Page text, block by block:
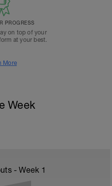
PROGRESS
on top of your
at your best.
More
Week
- Week 1